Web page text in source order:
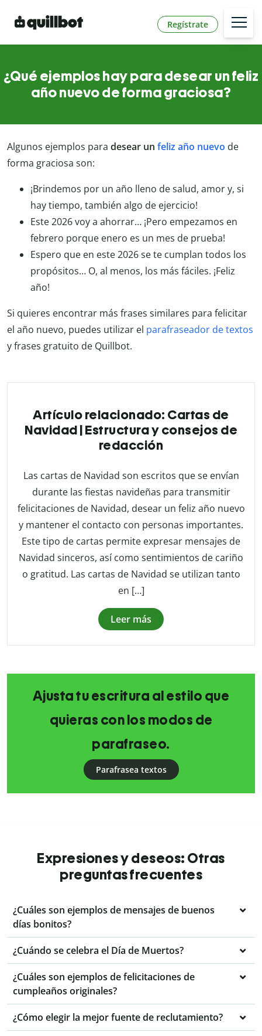
Regístrate
¿Qué ejemplos hay para desear un feliz
año nuevo de forma graciosa?
Algunos ejemplos para desear un feliz año nuevo de
forma graciosa son:
¡Brindemos por un año lleno de salud, amor y, si
hay tiempo, también algo de ejercicio!
Este 2026 voy a ahorrar… ¡Pero empezamos en
febrero porque enero es un mes de prueba!
Espero que en este 2026 se te cumplan todos los
propósitos… O, al menos, los más fáciles. ¡Feliz
año!
Si quieres encontrar más frases similares para felicitar
el año nuevo, puedes utilizar el parafraseador de textos
y frases gratuito de Quillbot.
Artículo relacionado: Cartas de
Navidad | Estructura y consejos de
redacción
Las cartas de Navidad son escritos que se envían
durante las fiestas navideñas para transmitir
felicitaciones de Navidad, desear un feliz año nuevo
y mantener el contacto con personas importantes.
Este tipo de cartas permite expresar mensajes de
Navidad sinceros, así como sentimientos de cariño
o gratitud. Las cartas de Navidad se utilizan tanto
en […]
Leer más
Ajusta tu escritura al estilo que
quieras con los modos de
parafraseo.
Parafrasea textos
Expresiones y deseos: Otras
preguntas frecuentes
¿Cuáles son ejemplos de mensajes de buenos
días bonitos?
¿Cuándo se celebra el Día de Muertos?
¿Cuáles son ejemplos de felicitaciones de
cumpleaños originales?
¿Cómo elegir la mejor fuente de reclutamiento?